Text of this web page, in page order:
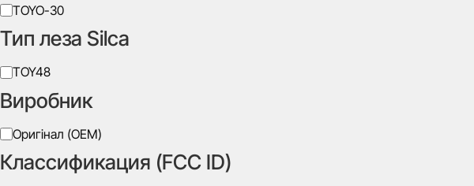
Тип
леза
JMA
TOYO-30
Тип леза Silca
Тип
леза
Silca
TOY48
Виробник
Виробник
Оригінал (OEM)
Классификация (FCC ID)